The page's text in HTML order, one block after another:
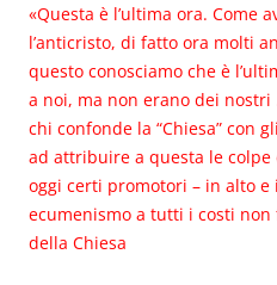
«Questa è l’ultima ora. Come
l’anticristo, di fatto ora molti
questo conosciamo che è
a noi, ma non erano dei nostri
chi confonde la “Chiesa” con
ad attribuire a questa le
oggi certi promotori – in alto e
ecumenismo a tutti i costi
della Chiesa